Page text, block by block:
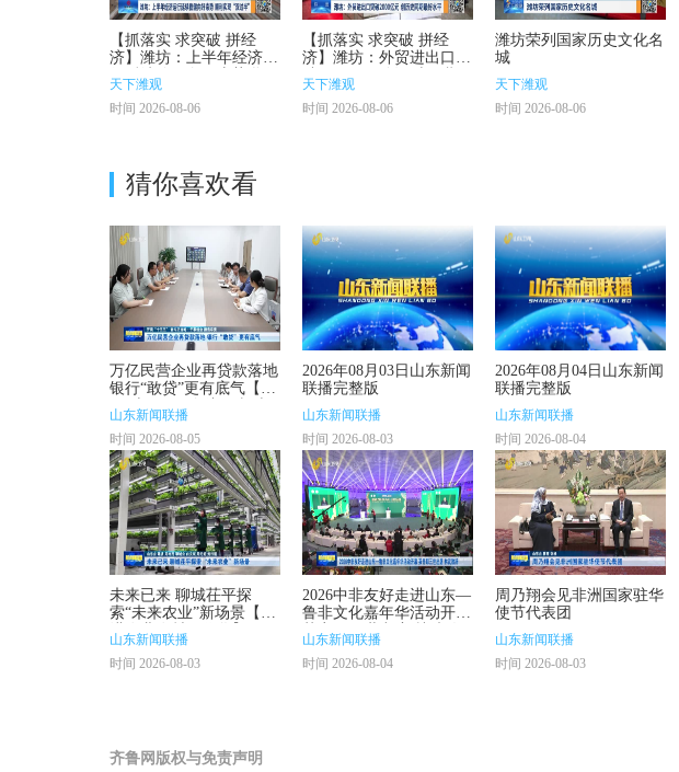
【抓落实 求突破 拼经
济】潍坊：上半年经济运
行延续稳健向好态势 顺
利实现“双过半”
天下潍观
时间 2026-08-06
【抓落实 求突破 拼经
济】潍坊：外贸进出口突
破2000亿元 创历史同期
最好水平
天下潍观
时间 2026-08-06
潍坊荣列国家历史文化名
城
天下潍观
时间 2026-08-06
猜你喜欢看
万亿民营企业再贷款落地
银行“敢贷”更有底气【开
局“十五五” 奋斗正当时·
干事创业 担当尽责】
山东新闻联播
时间 2026-08-05
2026年08月03日山东新闻
联播完整版
山东新闻联播
时间 2026-08-03
2026年08月04日山东新闻
联播完整版
山东新闻联播
时间 2026-08-04
未来已来 聊城茌平探
索“未来农业”新场景【推
进农业农村现代化】
山东新闻联播
时间 2026-08-03
2026中非友好走进山东—
鲁非文化嘉年华活动开幕
莱齐耶三世出席 林武致
辞
山东新闻联播
时间 2026-08-04
周乃翔会见非洲国家驻华
使节代表团
山东新闻联播
时间 2026-08-03
齐鲁网版权与免责声明